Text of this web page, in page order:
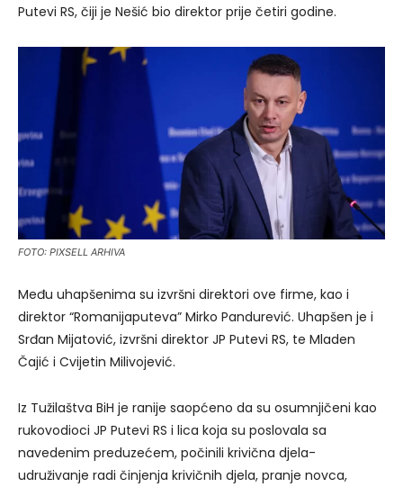
Putevi RS, čiji je Nešić bio direktor prije četiri godine.
FOTO: PIXSELL ARHIVA
Među uhapšenima su izvršni direktori ove firme, kao i
direktor “Romanijaputeva” Mirko Pandurević. Uhapšen je i
Srđan Mijatović, izvršni direktor JP Putevi RS, te Mladen
Čajić i Cvijetin Milivojević.
Iz Tužilaštva BiH je ranije saopćeno da su osumnjičeni kao
rukovodioci JP Putevi RS i lica koja su poslovala sa
navedenim preduzećem, počinili krivična djela-
udruživanje radi činjenja krivičnih djela, pranje novca,